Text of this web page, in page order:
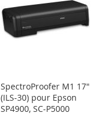
SpectroProofer M1 17"
(ILS-30) pour Epson
SP4900, SC-P5000